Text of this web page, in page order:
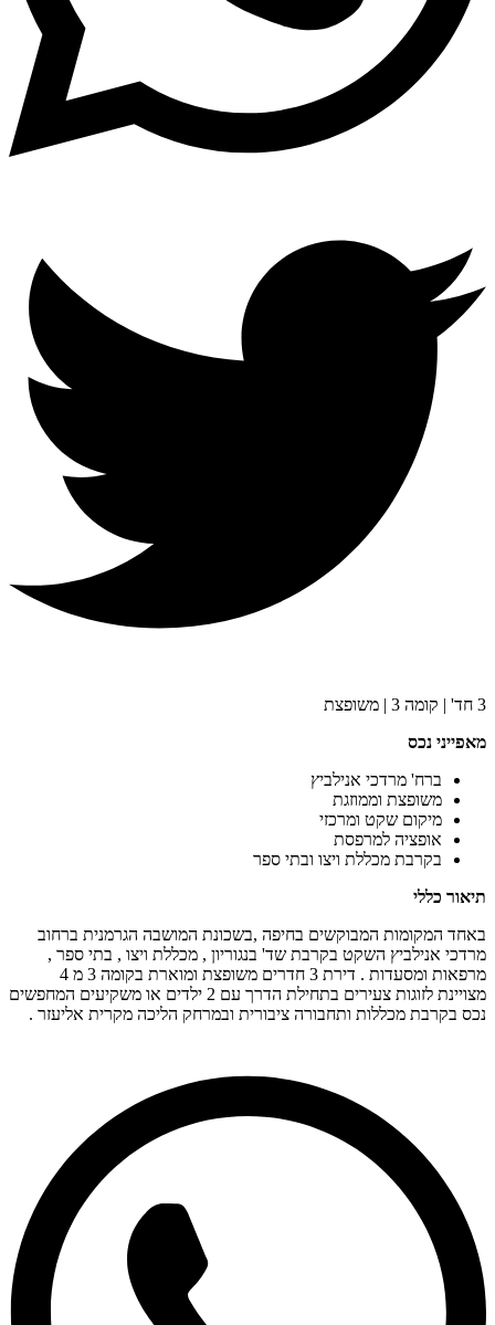
3 חד' | קומה 3 | משופצת
מאפייני נכס
ברח' מרדכי אנילביץ
משופצת וממוזגת
מיקום שקט ומרכזי
אופציה למרפסת
בקרבת מכללת ויצו ובתי ספר
תיאור כללי
באחד המקומות המבוקשים בחיפה ,בשכונת המושבה הגרמנית ברחוב
מרדכי אנילביץ השקט בקרבת שד' בנגוריון , מכללת ויצו , בתי ספר ,
מרפאות ומסעדות . דירת 3 חדרים משופצת ומוארת בקומה 3 מ 4
מצויינת לזוגות צעירים בתחילת הדרך עם 2 ילדים או משקיעים המחפשים
נכס בקרבת מכללות ותחבורה ציבורית ובמרחק הליכה מקרית אליעזר .